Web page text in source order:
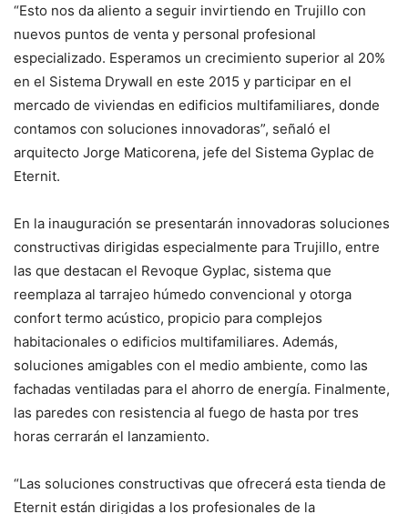
“Esto nos da aliento a seguir invirtiendo en Trujillo con
nuevos puntos de venta y personal profesional
especializado. Esperamos un crecimiento superior al 20%
en el Sistema Drywall en este 2015 y participar en el
mercado de viviendas en edificios multifamiliares, donde
contamos con soluciones innovadoras”, señaló el
arquitecto Jorge Maticorena, jefe del Sistema Gyplac de
Eternit.
En la inauguración se presentarán innovadoras soluciones
constructivas dirigidas especialmente para Trujillo, entre
las que destacan el Revoque Gyplac, sistema que
reemplaza al tarrajeo húmedo convencional y otorga
confort termo acústico, propicio para complejos
habitacionales o edificios multifamiliares. Además,
soluciones amigables con el medio ambiente, como las
fachadas ventiladas para el ahorro de energía. Finalmente,
las paredes con resistencia al fuego de hasta por tres
horas cerrarán el lanzamiento.
“Las soluciones constructivas que ofrecerá esta tienda de
Eternit están dirigidas a los profesionales de la